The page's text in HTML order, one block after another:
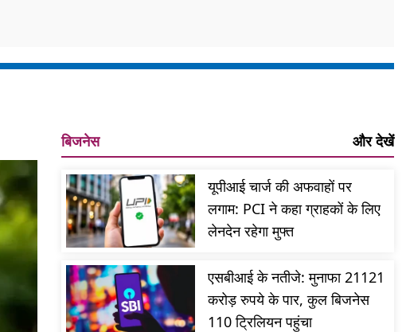
बिजनेस और देखें
यूपीआई चार्ज की अफवाहों पर
लगाम: PCI ने कहा ग्राहकों के लिए
लेनदेन रहेगा मुफ्त
एसबीआई के नतीजे: मुनाफा 21121
करोड़ रुपये के पार, कुल बिजनेस
110 ट्रिलियन पहुंचा